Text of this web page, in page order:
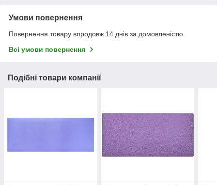
Умови повернення
Повернення товару впродовж 14 днів за домовленістю
Всі умови повернення
Подібні товари компанії